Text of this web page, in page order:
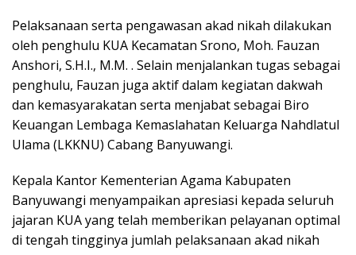
Pelaksanaan serta pengawasan akad nikah dilakukan
oleh penghulu KUA Kecamatan Srono, Moh. Fauzan
Anshori, S.H.I., M.M. . Selain menjalankan tugas sebagai
penghulu, Fauzan juga aktif dalam kegiatan dakwah
dan kemasyarakatan serta menjabat sebagai Biro
Keuangan Lembaga Kemaslahatan Keluarga Nahdlatul
Ulama (LKKNU) Cabang Banyuwangi.
Kepala Kantor Kementerian Agama Kabupaten
Banyuwangi menyampaikan apresiasi kepada seluruh
jajaran KUA yang telah memberikan pelayanan optimal
di tengah tingginya jumlah pelaksanaan akad nikah